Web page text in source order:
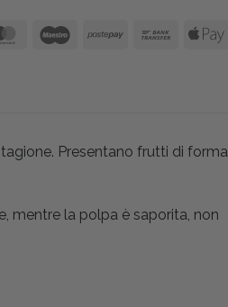
Presentano frutti di forma
mentre la polpa è saporita, non